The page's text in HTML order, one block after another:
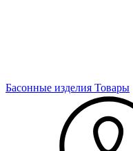
Басонные изделия Товары